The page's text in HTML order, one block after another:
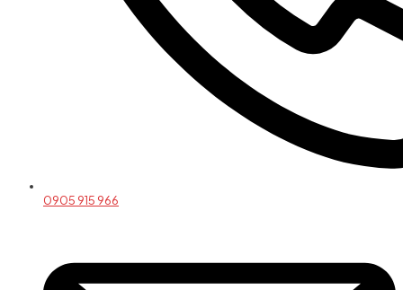
0905 915 966